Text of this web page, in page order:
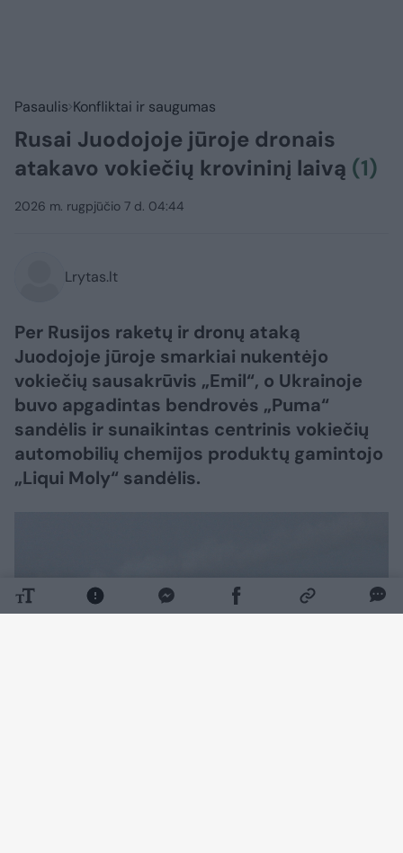
Pasaulis Konfliktai ir saugumas
Rusai Juodojoje jūroje dronais
atakavo vokiečių krovininį laivą (1)
2026 m. rugpjūčio 7 d. 04:44
Lrytas.lt
Per Rusijos raketų ir dronų ataką
Juodojoje jūroje smarkiai nukentėjo
vokiečių sausakrūvis „Emil“, o Ukrainoje
buvo apgadintas bendrovės „Puma“
sandėlis ir sunaikintas centrinis vokiečių
automobilių chemijos produktų gamintojo
„Liqui Moly“ sandėlis.